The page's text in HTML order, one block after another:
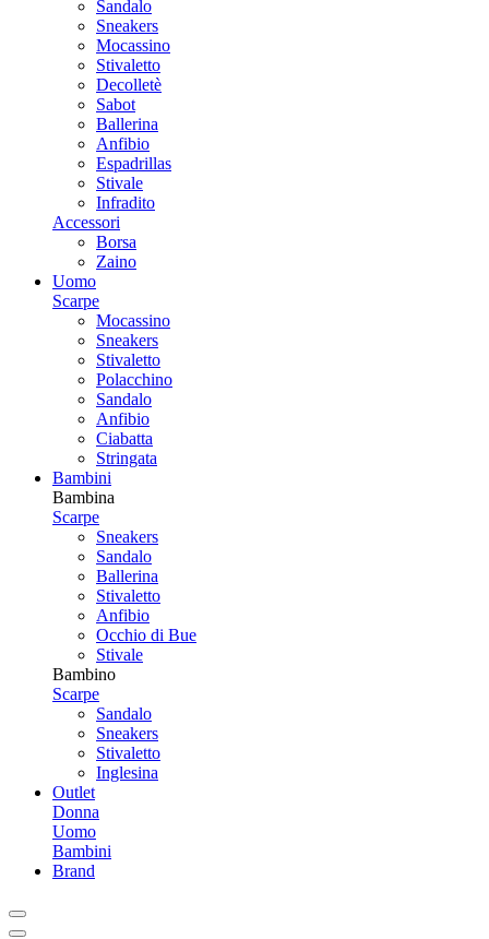
Sandalo
Sneakers
Mocassino
Stivaletto
Decolletè
Sabot
Ballerina
Anfibio
Espadrillas
Stivale
Infradito
Accessori
Borsa
Zaino
Uomo
Scarpe
Mocassino
Sneakers
Stivaletto
Polacchino
Sandalo
Anfibio
Ciabatta
Stringata
Bambini
Bambina
Scarpe
Sneakers
Sandalo
Ballerina
Stivaletto
Anfibio
Occhio di Bue
Stivale
Bambino
Scarpe
Sandalo
Sneakers
Stivaletto
Inglesina
Outlet
Donna
Uomo
Bambini
Brand